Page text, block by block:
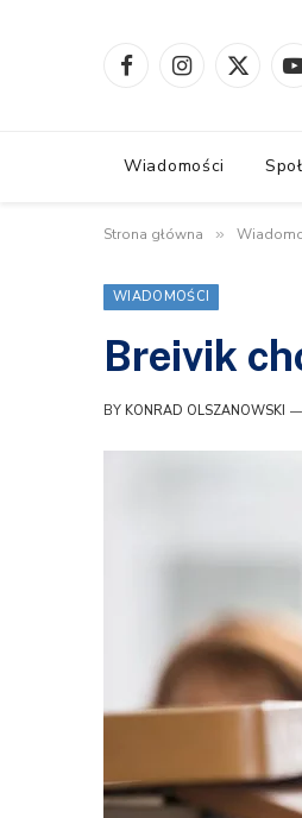
FacebookInstagram
X
Wiadomości
Strona główna »
WIADOMOŚCI
Breivik
BY KONRAD OLSZANOWSKI